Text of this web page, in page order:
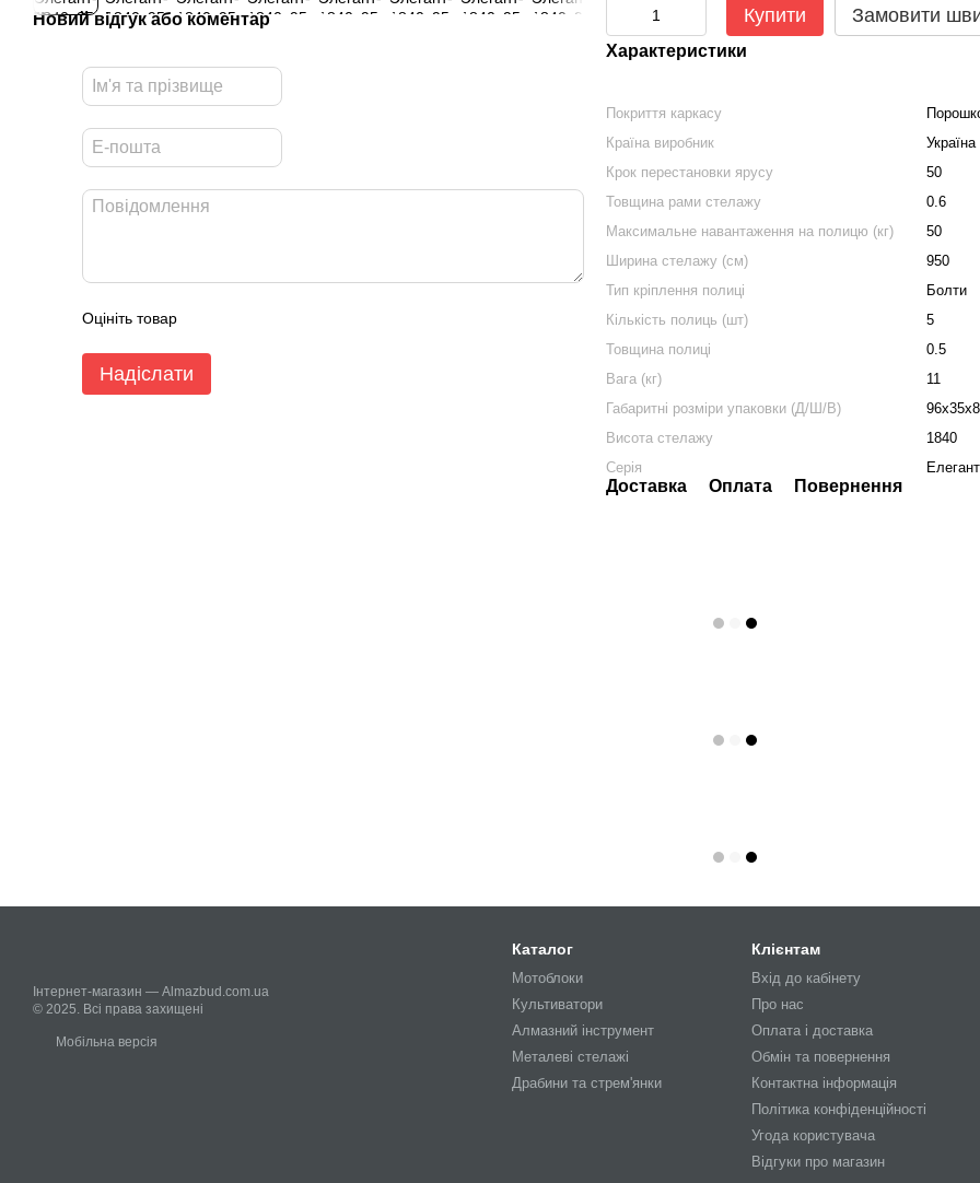
Новий відгук або коментар
Оцініть товар
Надіслати
Купити Замовити
Характеристики
Покриття каркасу
Країна виробник
Україна
Крок перестановки ярусу
50
Товщина рами стелажу
0.6
Максимальне навантаження на полицю (кг)
50
Ширина стелажу (см)
950
Тип кріплення полиці
Болти
Кількість полиць (шт)
5
Товщина полиці
0.5
Вага (кг)
11
Габаритні розміри упаковки (Д/Ш/В)
96x35x8
Висота стелажу
1840
Серія
Доставка Оплата Повернення
Інтернет-магазин — Almazbud.com.ua
© 2025. Всі права захищені
Мобільна версія
Каталог
Мотоблоки
Культиватори
Алмазний інструмент
Металеві стелажі
Драбини та стрем'янки
Клієнтам
Вхід до кабінету
Про нас
Оплата і доставка
Обмін та повернення
Контактна інформація
Політика конфіденційності
Угода користувача
Відгуки про магазин